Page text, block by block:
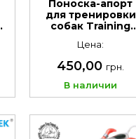
Поноска-апорт
для тренировки
собак Training
Цена:
450,00 грн.
В наличии